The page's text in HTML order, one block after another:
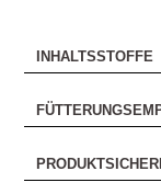
INHALTSSTOFFE